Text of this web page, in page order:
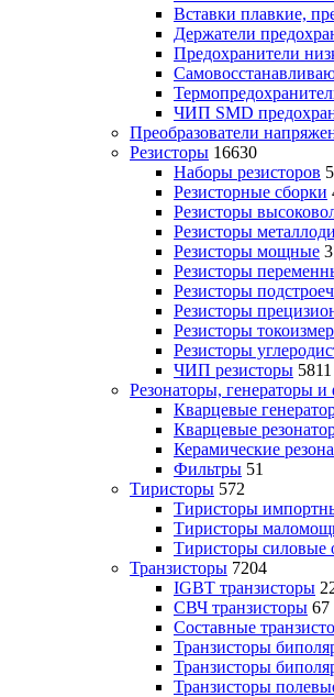
Вставки плавкие,
Держатели
Предохранители
ЧИП SMD
Преобразователи
Резисторы 16630
Наборы резисторов
Резисторные сборки
Резисторы
Резисторы
Резисторы мощные
Резисторы
Резисторы
Резисторы
Резисторы
Резисторы
ЧИП резисторы 5811
Резонаторы, генераторы
Кварцевые
Кварцевые
Керамические
Фильтры 51
Тиристоры 572
Тиристоры
Тиристоры
Тиристоры силовые
Транзисторы 7204
IGBT транзисторы
СВЧ транзисторы 67
Составные
Транзисторы
Транзисторы
Транзисторы